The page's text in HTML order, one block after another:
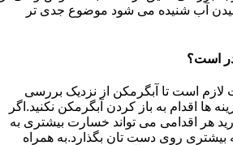
آب شنیده می شود موضوع جدی تر
است؟
لازم است تا آبگرمکن از نزدیک بررسی
ها اقدام به باز کردن آبگرمکن نکنید.اگر
هر اقدامی می تواند خسارت بیشتری به
بیشتری روی دست تان بگذارد.به همراه